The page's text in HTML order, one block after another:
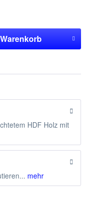
Warenkorb
HDF Holz mit
mehr